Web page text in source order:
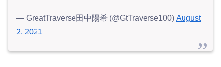
— GreatTraverse田中陽希 (@GtTraverse100) August
2, 2021